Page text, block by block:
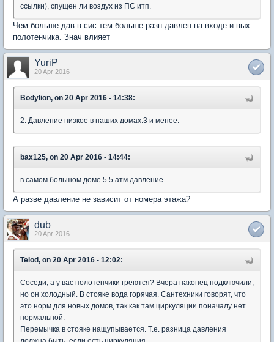
ссылки), спущен ли воздух из ПС итп.
Чем больше дав в сис тем больше разн давлен на входе и вых
полотенчика. Знач влияет
YuriP
20 Apr 2016
Bodylion, on 20 Apr 2016 - 14:38:
2. Давление низкое в наших домах.3 и менее.
bax125, on 20 Apr 2016 - 14:44:
в самом большом доме 5.5 атм давление
А разве давление не зависит от номера этажа?
dub
20 Apr 2016
Telod, on 20 Apr 2016 - 12:02:
Соседи, а у вас полотенчики греются? Вчера наконец подключили,
но он холодный. В стояке вода горячая. Сантехники говорят, что
это норм для новых домов, так как там циркуляции поначалу нет
нормальной.
Перемычка в стояке нащупывается. Т.е. разница давления